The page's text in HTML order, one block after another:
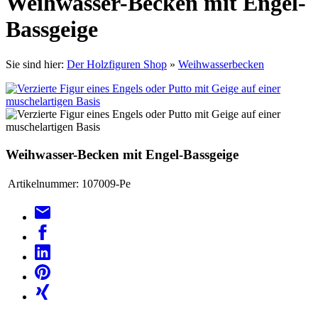
Bassgeige
Sie sind hier: Der Holzfiguren Shop » Weihwasserbecken
Weihwasser-Becken mit Engel-Bassgeige
Artikelnummer: 107009-Pe